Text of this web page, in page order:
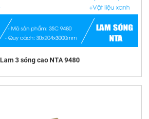
Lam 3 sóng cao NTA 9480